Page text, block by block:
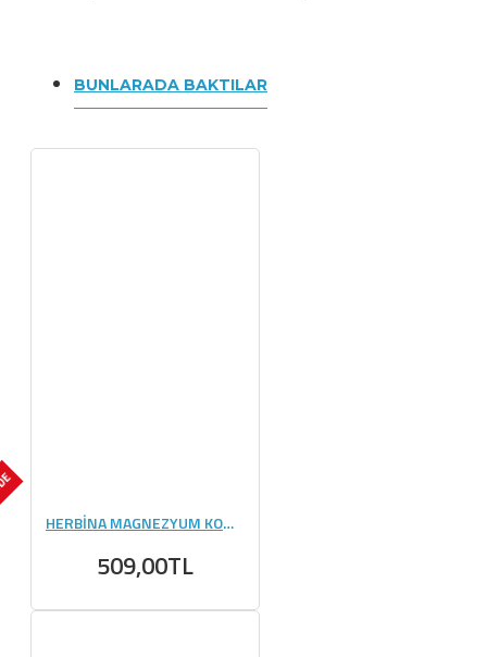
BUNLARADA BAKTILAR
HERBİNA MAGNEZYUM KOMPLEKS 60 KAPSÜL
509,00TL